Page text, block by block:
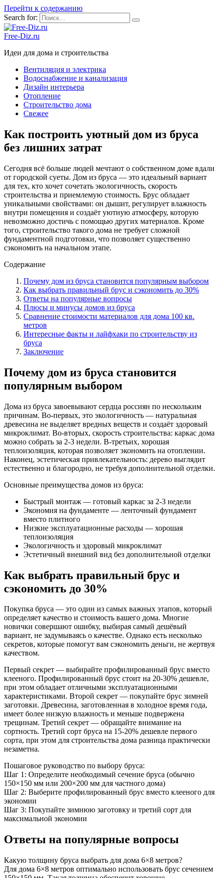
Перейти к содержанию
Search for:
Free-Diz.ru
Идеи для дома и строительства
Вентиляция и электрика
Водоснабжение и канализация
Дизайн интерьера
Отопление
Строительство дома
Свежее
Как построить уютный дом из бруса
без лишних затрат
Сегодня всё больше людей мечтают о собственном доме вдали
от городской суеты. Дом из бруса — это идеальный вариант
для тех, кто хочет сочетать экологичность, скорость
строительства и приемлемую стоимость. Брус обладает
уникальными свойствами: он дышит, регулирует влажность
внутри помещения и создаёт уютную атмосферу, которую
невозможно достичь с помощью других материалов. Кроме
того, строительство такого дома не требует сложной
фундаментной подготовки, что позволяет существенно
сэкономить на начальном этапе.
Содержание
Почему дом из бруса становится популярным выбором
Как выбрать правильный брус и сэкономить до 30%
Ответы на популярные вопросы
Плюсы и минусы домов из бруса
Сравнение стоимости материалов для дома 100 кв.
метров
Интересные факты и лайфхаки по строительству из
бруса
Заключение
Почему дом из бруса становится
популярным выбором
Дома из бруса завоевывают сердца россиян по нескольким
причинам. Во-первых, это экологичность — натуральная
древесина не выделяет вредных веществ и создаёт здоровый
микроклимат. Во-вторых, скорость строительства: каркас дома
можно собрать за 2-3 недели. В-третьих, хорошая
теплоизоляция, которая позволяет экономить на отоплении.
Наконец, эстетическая привлекательность: дерево выглядит
естественно и благородно, не требуя дополнительной отделки.
Основные преимущества домов из бруса:
Быстрый монтаж — готовый каркас за 2-3 недели
Экономия на фундаменте — ленточный фундамент
вместо плитного
Низкие эксплуатационные расходы — хорошая
теплоизоляция
Экологичность и здоровый микроклимат
Эстетичный внешний вид без дополнительной отделки
Как выбрать правильный брус и
сэкономить до 30%
Покупка бруса — это один из самых важных этапов, который
определяет качество и стоимость вашего дома. Многие
новички совершают ошибку, выбирая самый дешёвый
вариант, не задумываясь о качестве. Однако есть несколько
секретов, которые помогут вам сэкономить деньги, не жертвуя
качеством.
Первый секрет — выбирайте профилированный брус вместо
клееного. Профилированный брус стоит на 20-30% дешевле,
при этом обладает отличными эксплуатационными
характеристиками. Второй секрет — покупайте брус зимней
заготовки. Древесина, заготовленная в холодное время года,
имеет более низкую влажность и меньше подвержена
трещинам. Третий секрет — обращайте внимание на
сортность. Третий сорт бруса на 15-20% дешевле первого
сорта, при этом для строительства дома разница практически
незаметна.
Пошаговое руководство по выбору бруса:
Шаг 1: Определите необходимый сечение бруса (обычно
150×150 мм или 200×200 мм для частного дома)
Шаг 2: Выберите профилированный брус вместо клееного для
экономии
Шаг 3: Покупайте зимнюю заготовку и третий сорт для
максимальной экономии
Ответы на популярные вопросы
Какую толщину бруса выбрать для дома 6×8 метров?
Для дома 6×8 метров оптимально использовать брус сечением